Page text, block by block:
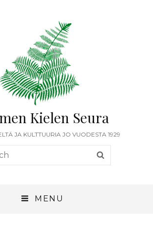
Kielen Seura
JA KULTTUURIA JO VUODESTA 1929
MENU